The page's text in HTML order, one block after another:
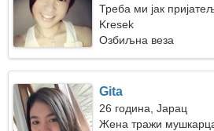
Треба ми јак
Kresek
Озбиљна веза
Gita
26 година, Јарац
Жена тражи